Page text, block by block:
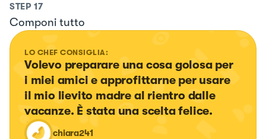
STEP 17
Componi tutto
LO CHEF CONSIGLIA:
Volevo preparare una cosa golosa per
i miei amici e approfittarne per usare
il mio lievito madre al rientro dalle
vacanze. È stata una scelta felice.
chiara241